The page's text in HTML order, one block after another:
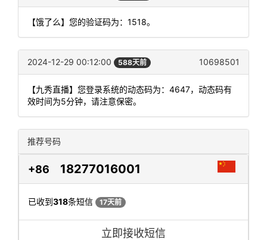
【饿了么】您的验证码为：1518。
2024-12-29 00:12:00 588天前 10698501
【九秀直播】您登录系统的动态码为：4647，动态码有
效时间为5分钟，请注意保密。
推荐号码
+86 18277016001
已收到318条短信 17天前
立即接收短信